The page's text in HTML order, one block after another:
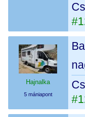
Hajnalka
5 mániapont